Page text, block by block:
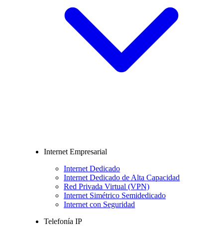
Internet Empresarial
Internet Dedicado
Internet Dedicado de Alta Capacidad
Red Privada Virtual (VPN)
Internet Simétrico Semidedicado
Internet con Seguridad
Telefonía IP